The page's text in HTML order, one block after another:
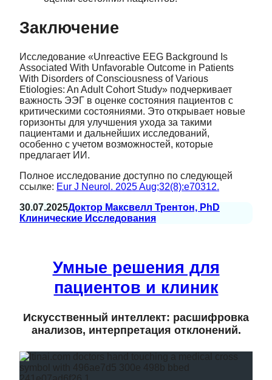
Заключение
Исследование «Unreactive EEG Background Is
Associated With Unfavorable Outcome in Patients
With Disorders of Consciousness of Various
Etiologies: An Adult Cohort Study» подчеркивает
важность ЭЭГ в оценке состояния пациентов с
критическими состояниями. Это открывает новые
горизонты для улучшения ухода за такими
пациентами и дальнейших исследований,
особенно с учетом возможностей, которые
предлагает ИИ.
Полное исследование доступно по следующей
ссылке: Eur J Neurol. 2025 Aug;32(8):e70312.
30.07.2025Доктор Максвелл Трентон, PhD
Клинические Исследования
Умные решения для
пациентов и клиник
Искусственный интеллект: расшифровка
анализов, интерпретация отклонений.